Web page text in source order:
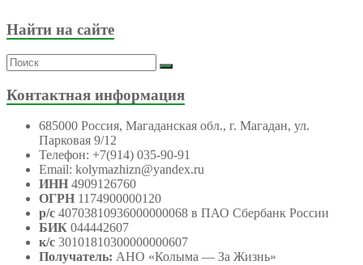
Найти на сайте
Контактная информация
685000 Россия, Магаданская обл., г. Магадан, ул.
Парковая 9/12
Телефон: +7(914) 035-90-91
Email: kolymazhizn@yandex.ru
ИНН 4909126760
ОГРН 1174900000120
р/с 40703810936000000068 в ПАО Сбербанк России
БИК 044442607
к/с 30101810300000000607
Получатель: АНО «Колыма — За Жизнь»